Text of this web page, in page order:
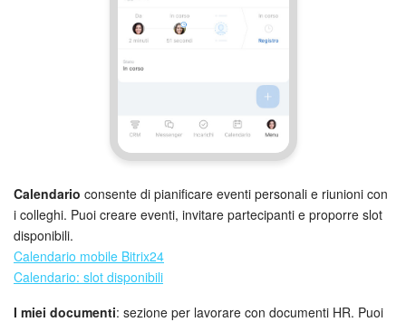
Calendario consente di pianificare eventi personali e riunioni con
i colleghi. Puoi creare eventi, invitare partecipanti e proporre slot
disponibili.
Calendario mobile Bitrix24
Calendario: slot disponibili
I miei documenti: sezione per lavorare con documenti HR. Puoi